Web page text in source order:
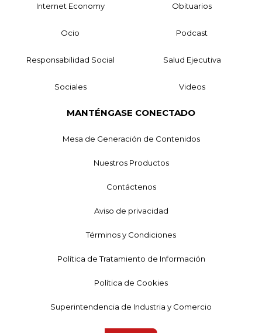
Internet Economy Obituarios
Ocio Podcast
Responsabilidad Social Salud Ejecutiva
Sociales Videos
MANTÉNGASE CONECTADO
Mesa de Generación de Contenidos
Nuestros Productos
Contáctenos
Aviso de privacidad
Términos y Condiciones
Política de Tratamiento de Información
Política de Cookies
Superintendencia de Industria y Comercio